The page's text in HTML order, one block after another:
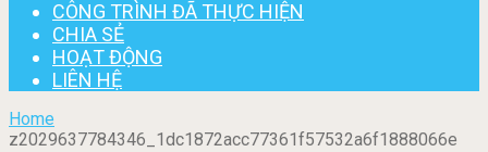
CÔNG TRÌNH ĐÃ THỰC HIỆN
CHIA SẺ
HOẠT ĐỘNG
LIÊN HỆ
Home
z2029637784346_1dc1872acc77361f57532a6f1888066e